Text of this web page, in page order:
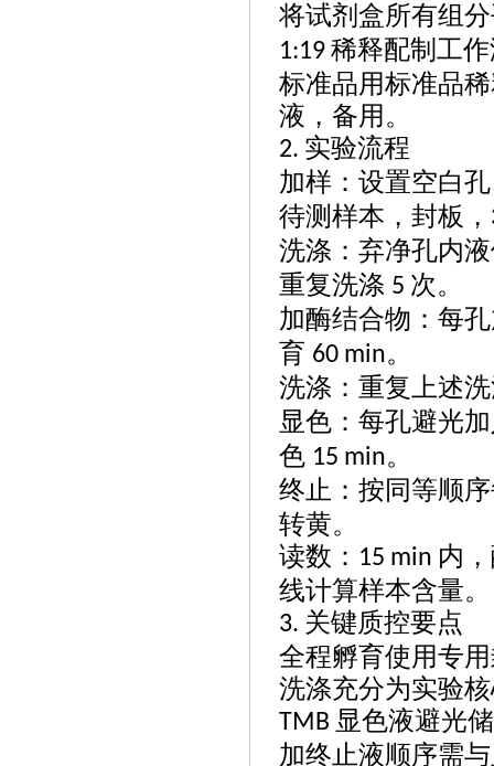
将试剂盒所有组
1:19 稀释配制工
标准品用标准品
液，备用。
2. 实验流程
加样：设置空白
待测样本，封板，
洗涤：弃净孔内
重复洗涤 5 次。
加酶结合物：每
育 60 min。
洗涤：重复上述
显色：每孔避光
色 15 min。
终止：按同等顺
转黄。
读数： 15 min 内
线计算样本含量。
3. 关键质控要点
全程孵育使用专
洗涤充分为实验
TMB 显色液避光
加终止液顺序需